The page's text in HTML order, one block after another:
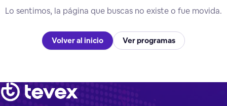
Lo sentimos, la página que buscas no existe o fue movida.
Volver al inicio Ver programas